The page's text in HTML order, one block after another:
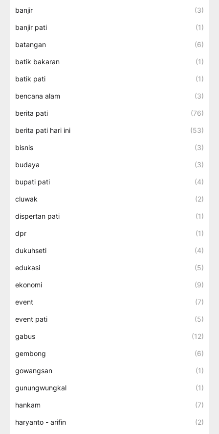
banjir (3)
banjir pati (1)
batangan (6)
batik bakaran (1)
batik pati (1)
bencana alam (3)
berita pati (76)
berita pati hari ini (53)
bisnis (3)
budaya (3)
bupati pati (4)
cluwak (2)
dispertan pati (1)
dpr (1)
dukuhseti (4)
edukasi (5)
ekonomi (9)
event (7)
event pati (5)
gabus (12)
gembong (6)
gowangsan (1)
gunungwungkal (1)
hankam (7)
haryanto - arifin (2)